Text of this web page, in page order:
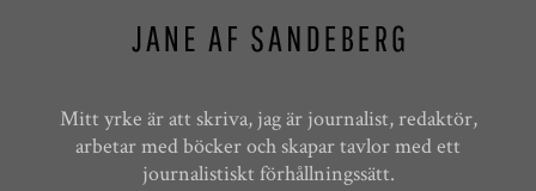
Mitt yrke är att skriva, jag är journalist, redaktör,
arbetar med böcker och skapar tavlor med ett
journalistiskt förhållningssätt.